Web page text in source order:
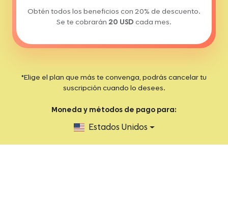
Obtén todos los beneficios con 20% de descuento.
Se te cobrarán 20 USD cada mes.
*Elige el plan que más te convenga, podrás cancelar tu
suscripción cuando lo desees.
Moneda y métodos de pago para:
Estados Unidos